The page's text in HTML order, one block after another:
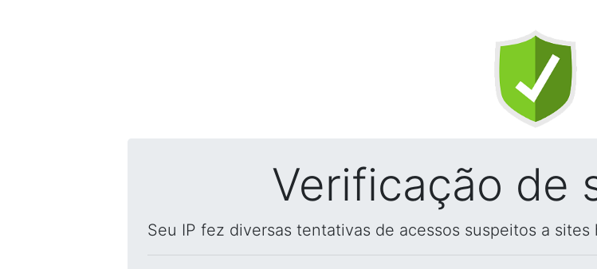
Verificação de
Seu IP fez diversas tentativas de acessos suspeitos a sites